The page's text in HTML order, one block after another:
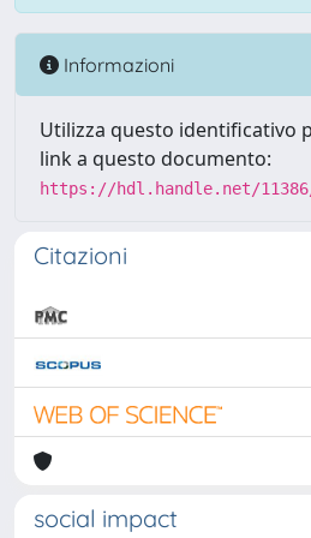
Informazioni
Utilizza questo identificativo
link a questo documento:
https://hdl.handle.net/11386/
Citazioni
social impact